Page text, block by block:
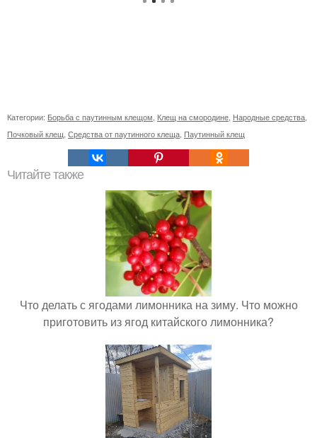
Категории: Борьба с паутинным клещом Клещ на смородине Народные средства
Почковый клещ Средства от паутинного клеща Паутинный клещ
Читайте также
Что делать с ягодами лимонника на зиму. Что можно
приготовить из ягод китайского лимонника?